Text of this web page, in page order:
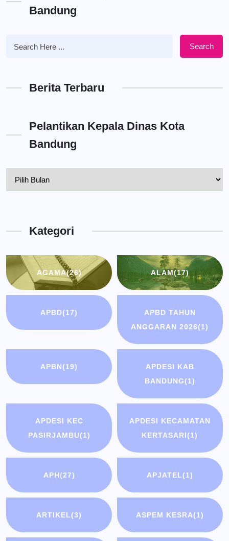
Bandung
Search
Berita Terbaru
Pelantikan Kepala Dinas Kota
Bandung
BandungKategori
AGAMA(26) ALAM(17)
APBD(17)
APBD TAHUN
ANGGARAN 2026(1)
APBN(19)
APDESI KAB
BANDUNG(1)
APDESI KEC
PASIRJAMBU(1)
APDESI KECAMATAN
KERTASARI(1)
APH(27) APJATEL(1)
ARTIKEL(3) ASPEM KESRA(1)